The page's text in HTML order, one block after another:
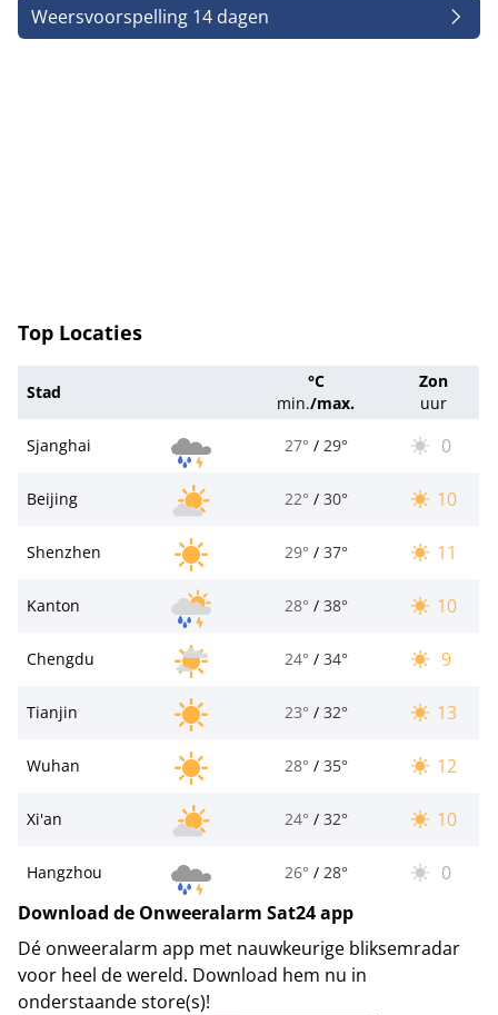
Weersvoorspelling 14 dagen
Top Locaties
Stad
°C
min./max.
Zon
uur
Sjanghai
27° / 29° 0
Beijing 22° / 30° 10
Shenzhen 29° / 37° 11
Kanton 28° / 38° 10
Chengdu 24° / 34° 9
Tianjin 23° / 32° 13
Wuhan 28° / 35° 12
Xi'an 24° / 32° 10
Hangzhou 26° / 28°
0
Download de Onweeralarm Sat24 app
Dé onweeralarm app met nauwkeurige bliksemradar
voor heel de wereld. Download hem nu in
onderstaande store(s)!